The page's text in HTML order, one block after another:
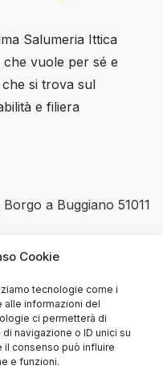
Cookie
tecnologie come i
alle informazioni del
ci permetterà di
navigazione o ID unici su
il consenso può influire
e funzioni.
Salumeria Ittica
vuole per sé e
si trova sul
e filiera
a Buggiano 51011